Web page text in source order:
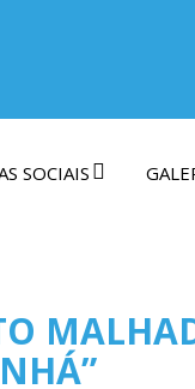
SOCIAIS